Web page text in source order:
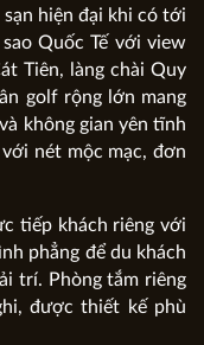
hiện đại khi có tới
Quốc Tế với view
Tiên, làng chài Quy
golf rộng lớn mang
không gian yên tĩnh
nét mộc mạc, đơn
tiếp khách riêng với
phẳng để du khách
trí. Phòng tắm riêng
được thiết kế phù